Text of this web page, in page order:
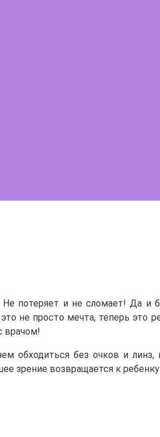
потеряет и не сломает! Да и
не просто мечта, теперь это
врачом!
обходиться без очков и линз,
зрение возвращается к